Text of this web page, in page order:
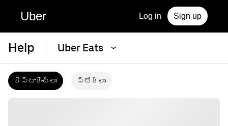
Uber Log in Sign up
Help Uber Eats
రెస్టారెంట్‌లు స్టోర్‌లు